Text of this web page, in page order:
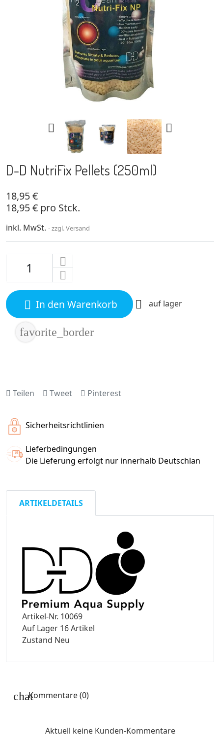
 
D-D NutriFix Pellets (250ml)
18,95 €
18,95 € pro Stck.
inkl. MwSt. zzgl. Versand
 In den Warenkorb  auf lager
favorite_border
Teilen Tweet Pinterest
Sicherheitsrichtlinien
Lieferbedingungen
Die Lieferung erfolgt nur innerhalb Deutschlan
ARTIKELDETAILS
Artikel-Nr. 10069
Auf Lager 16 Artikel
Zustand Neu
Kommentare (0)
Aktuell keine Kunden-Kommentare